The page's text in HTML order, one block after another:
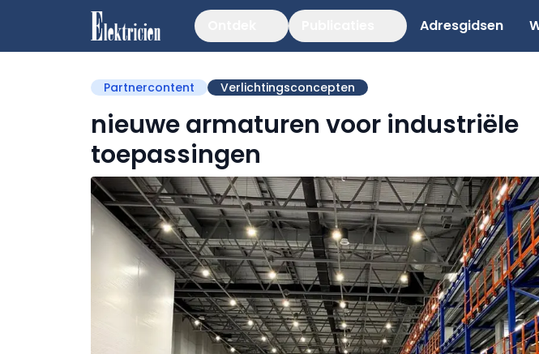
Adresgidsen
Partnercontent Verlichtingsconcepten
nieuwe armaturen voor industriële
toepassingen